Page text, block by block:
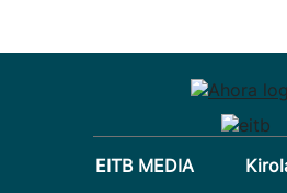
EITB MEDIA